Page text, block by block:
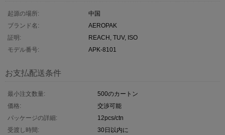
起源の場所:
中国
ブランド名:
AEROPAK
証明:
REACH, TUV, ISO
モデル番号:
APK-8101
お支払配送条件
最小注文数量:
500のカートン
価格:
交渉可能
パッケージの詳細:
12pcs/ctn
受渡し時間:
30日以内に